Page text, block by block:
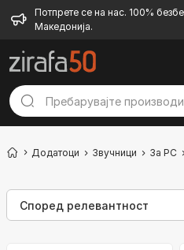
Потпрете се на нас. 100%
Македонија.
Додатоци Звучници За PC